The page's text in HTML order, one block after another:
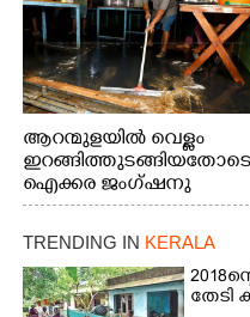
ആറന്മുളയിൽ വെള്ളം
ഇറങ്ങിത്തുടങ്ങിയതോടെ
ഐക്കര ജംഗ്ഷനു
സമീപം ആറന്മുള
കിടങ്ങന്നൂർ റോഡിന്
സമീപം പ്രവർത്തിക്കു
ആറന്മുള തട്ടുകട കഴുകി
വൃത്തിയാക്കുന്നു.
TRENDING IN KERALA
തേടി